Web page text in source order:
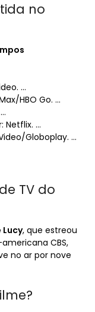
no
…
HBO Go. …
Netflix. …
Globoplay. …
TV do
Lucy, que estreou
CBS,
no ar por nove